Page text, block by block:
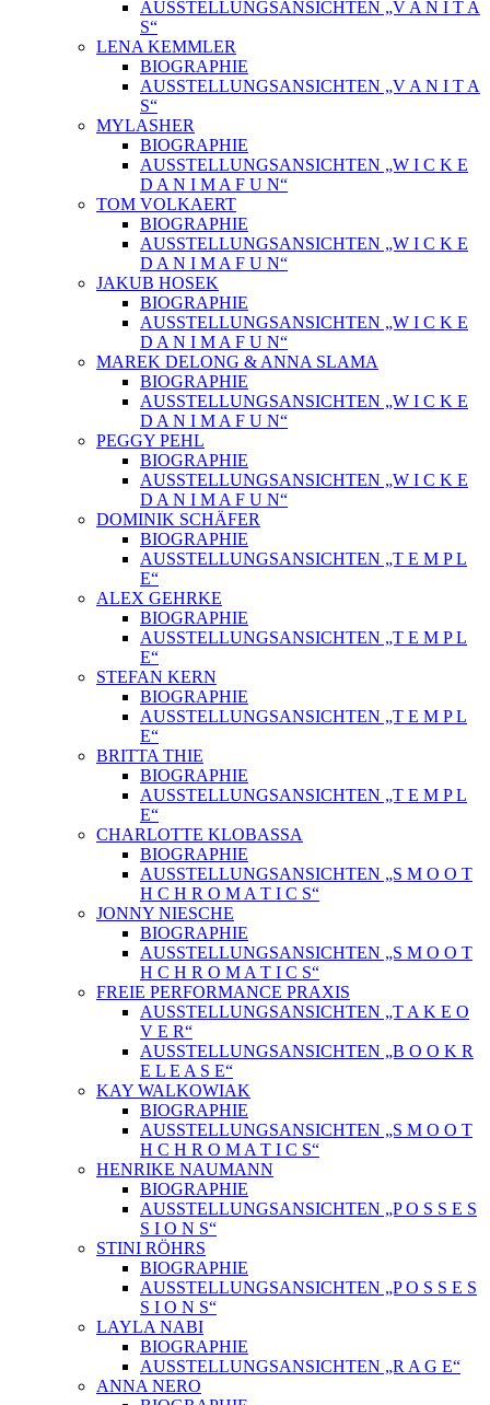
AUSSTELLUNGSANSICHTEN „V A N I T A
S“
LENA KEMMLER
BIOGRAPHIE
AUSSTELLUNGSANSICHTEN „V A N I T A
S“
MYLASHER
BIOGRAPHIE
AUSSTELLUNGSANSICHTEN „W I C K E
D A N I M A F U N“
TOM VOLKAERT
BIOGRAPHIE
AUSSTELLUNGSANSICHTEN „W I C K E
D A N I M A F U N“
JAKUB HOSEK
BIOGRAPHIE
AUSSTELLUNGSANSICHTEN „W I C K E
D A N I M A F U N“
MAREK DELONG & ANNA SLAMA
BIOGRAPHIE
AUSSTELLUNGSANSICHTEN „W I C K E
D A N I M A F U N“
PEGGY PEHL
BIOGRAPHIE
AUSSTELLUNGSANSICHTEN „W I C K E
D A N I M A F U N“
DOMINIK SCHÄFER
BIOGRAPHIE
AUSSTELLUNGSANSICHTEN „T E M P L
E“
ALEX GEHRKE
BIOGRAPHIE
AUSSTELLUNGSANSICHTEN „T E M P L
E“
STEFAN KERN
BIOGRAPHIE
AUSSTELLUNGSANSICHTEN „T E M P L
E“
BRITTA THIE
BIOGRAPHIE
AUSSTELLUNGSANSICHTEN „T E M P L
E“
CHARLOTTE KLOBASSA
BIOGRAPHIE
AUSSTELLUNGSANSICHTEN „S M O O T
H C H R O M A T I C S“
JONNY NIESCHE
BIOGRAPHIE
AUSSTELLUNGSANSICHTEN „S M O O T
H C H R O M A T I C S“
FREIE PERFORMANCE PRAXIS
AUSSTELLUNGSANSICHTEN „T A K E O
V E R“
AUSSTELLUNGSANSICHTEN „B O O K R
E L E A S E“
KAY WALKOWIAK
BIOGRAPHIE
AUSSTELLUNGSANSICHTEN „S M O O T
H C H R O M A T I C S“
HENRIKE NAUMANN
BIOGRAPHIE
AUSSTELLUNGSANSICHTEN „P O S S E S
S I O N S“
STINI RÖHRS
BIOGRAPHIE
AUSSTELLUNGSANSICHTEN „P O S S E S
S I O N S“
LAYLA NABI
BIOGRAPHIE
AUSSTELLUNGSANSICHTEN „R A G E“
ANNA NERO